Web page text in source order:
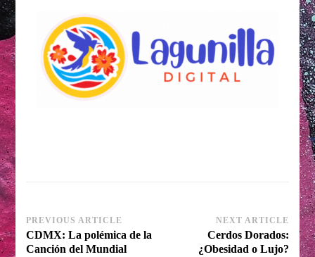
Post
Navigation
PREVIOUS ARTICLE
CDMX: La polémica de la
Canción del Mundial
NEXT ARTICLE
Cerdos Dorados:
¿Obesidad o Lujo?